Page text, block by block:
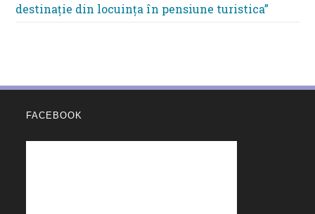
destinație din locuința în pensiune turistica”
FACEBOOK